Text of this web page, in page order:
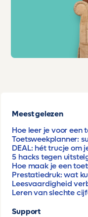
Meest gelezen
Hoe leer je voor een
Toetsweekplanner:
DEAL: hét trucje om
5 hacks tegen
Hoe maak je een
Prestatiedruk: wat
Leesvaardigheid
Leren van slechte
Support